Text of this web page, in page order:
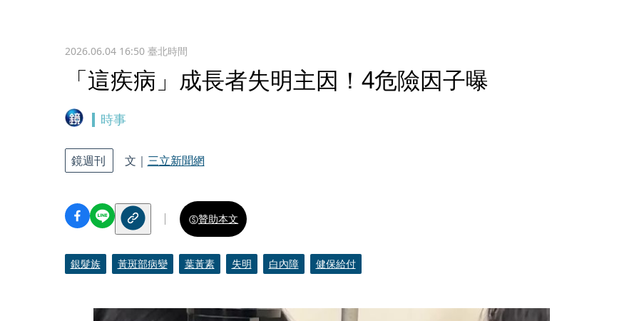
2026.06.04 16:50臺北時間
「這疾病」成長者失明主因！4危險因子曝
時事
鏡週刊 文｜ 三立新聞網
贊助本文
銀髮族 黃斑部病變 葉黃素 失明 白內障 健保給付